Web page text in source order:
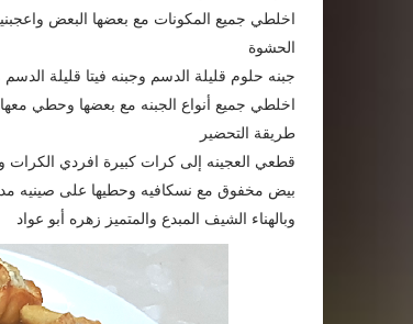
اخلطي جميع المكونات مع بعضها البعض
الحشوة
جبنه حلوم قليلة الدسم وجبنه فيتا قليلة
اخلطي جميع أنواع الجبنه مع بعضها وحطي معها
طريقة التحضير
قطعي العجينه إلى كرات كبيرة افردي الكرات
بيض مخفوق مع نسكافيه وحطيها على صينيه
وبالهناء الشيف المبدع والمتميز زهره أبو عواد